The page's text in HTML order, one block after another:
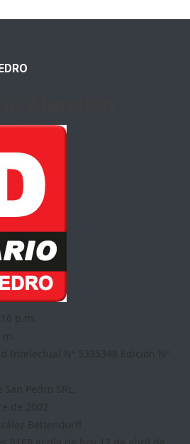
p.m.
Intelectual Nº 5335348 Edición Nº
Pedro SRL.
de 2002
Bettendorff